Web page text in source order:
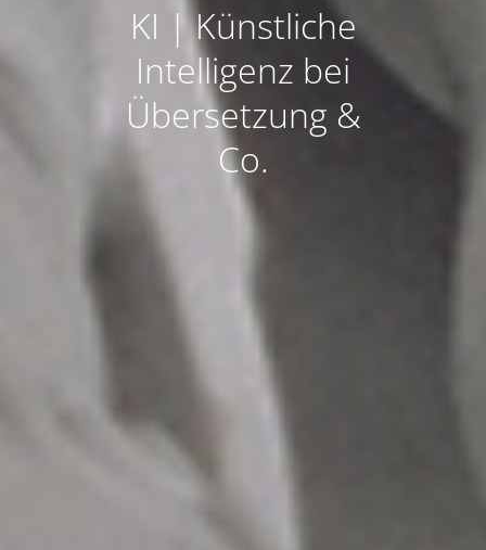
KI | Künstliche
Intelligenz bei
Übersetzung &
Co.